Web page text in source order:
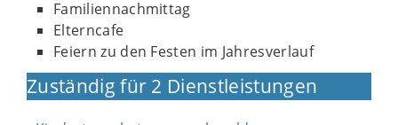
Familiennachmittag
Elterncafe
Feiern zu den Festen im Jahresverlauf
Zuständig für 2 Dienstleistungen